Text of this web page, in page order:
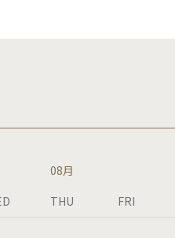
08月
THU FRI